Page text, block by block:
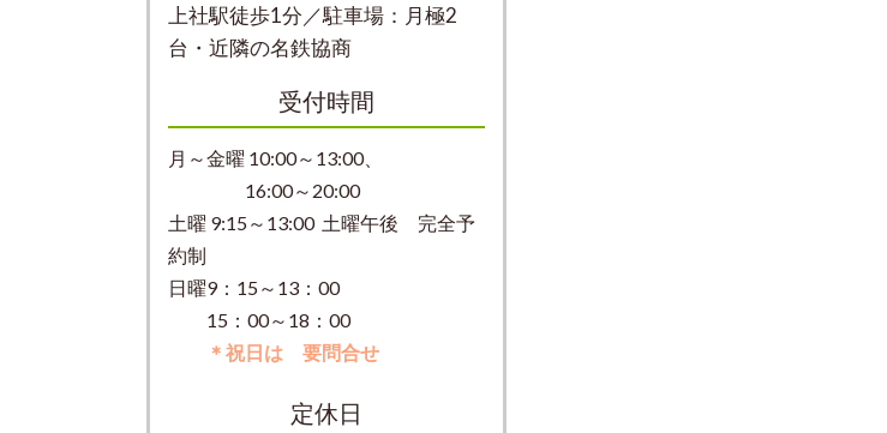
上社駅徒歩1分／駐車場：月極2
台・近隣の名鉄協商
受付時間
月～金曜 10:00～13:00、
16:00～20:00
土曜 9:15～13:00 土曜午後 完全予
約制
日曜9：15～13：00
15：00～18：00
＊祝日は 要問合せ
定休日